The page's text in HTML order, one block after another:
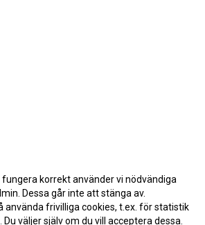
korrekt använder vi nödvändiga
Dessa går inte att stänga av.
använda frivilliga cookies, t.ex. för statistik
väljer själv om du vill acceptera dessa.